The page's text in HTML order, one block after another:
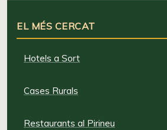
EL MÉS CERCAT
Hotels a Sort
Cases Rurals
Restaurants al Pirineu